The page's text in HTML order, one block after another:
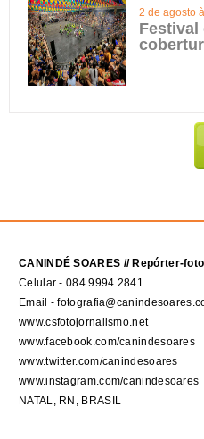
2 de agosto
Festival
CANINDÉ SOARES // Repórter-
Celular - 084 9994.2841
Email -
www.csfotojornalismo.net
www.facebook.com/canindesoares
www.twitter.com/canindesoares
www.instagram.com/canindesoares
NATAL, RN, BRASIL